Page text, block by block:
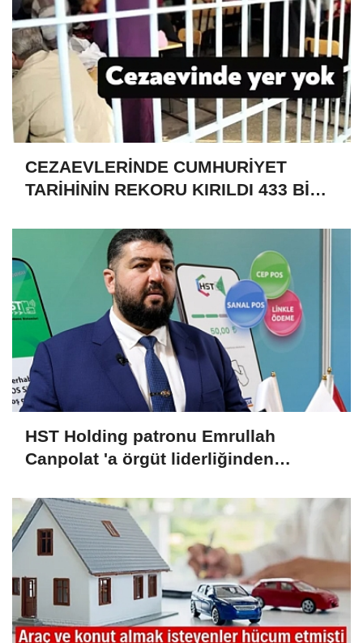
CEZAEVLERİNDE CUMHURİYET
TARİHİNİN REKORU KIRILDI 433 BİN
HST Holding patronu Emrullah
Canpolat 'a örgüt liderliğinden
malvarlığına el konuldu